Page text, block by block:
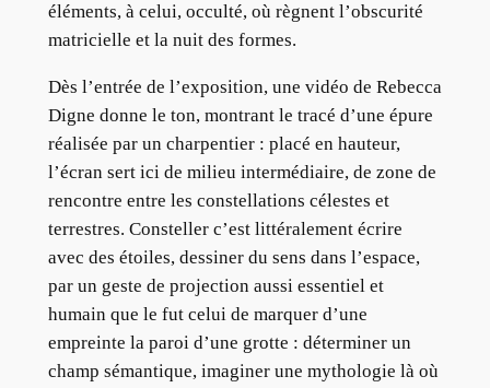
éléments, à celui, occulté, où règnent l’obscurité
matricielle et la nuit des formes.
Dès l’entrée de l’exposition, une vidéo de Rebecca
Digne donne le ton, montrant le tracé d’une épure
réalisée par un charpentier : placé en hauteur,
l’écran sert ici de milieu intermédiaire, de zone de
rencontre entre les constellations célestes et
terrestres. Consteller c’est littéralement écrire
avec des étoiles, dessiner du sens dans l’espace,
par un geste de projection aussi essentiel et
humain que le fut celui de marquer d’une
empreinte la paroi d’une grotte : déterminer un
champ sémantique, imaginer une mythologie là où